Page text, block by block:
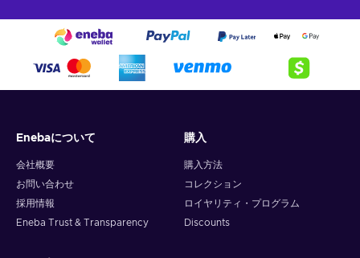
Enebaについて
会社概要
お問い合わせ
採用情報
Eneba Trust & Transparency
購入
購入方法
コレクション
ロイヤリティ・プログラム
Discounts